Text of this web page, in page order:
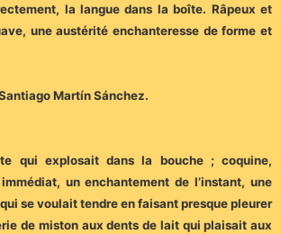
la langue dans la boîte. Râpeux et
une austérité enchanteresse de forme et
Martín Sánchez.
qui explosait dans la bouche ; coquine,
un enchantement de l’instant, une
se voulait tendre en faisant presque pleurer
de miston aux dents de lait qui plaisait aux